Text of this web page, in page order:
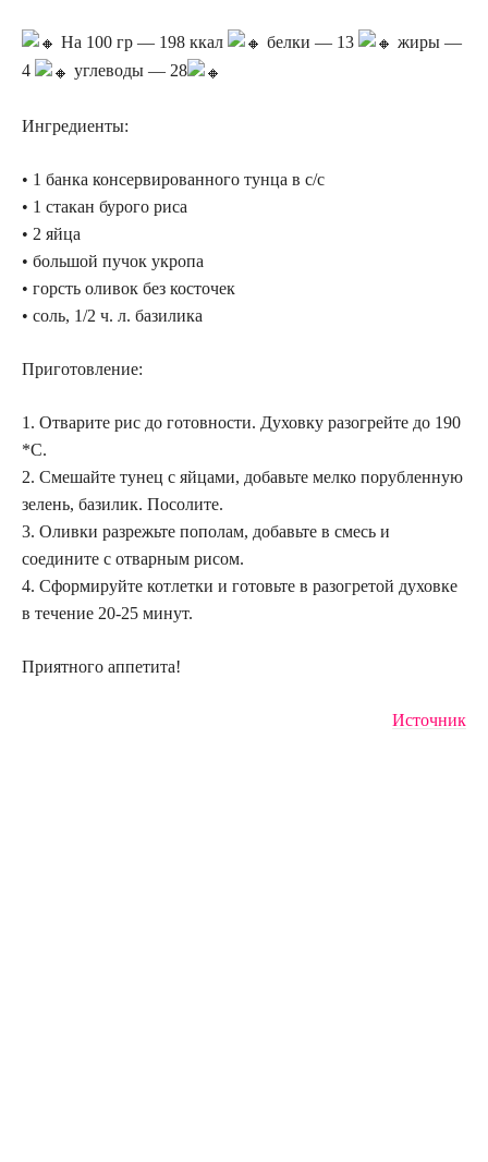
На 100 гр — 198 ккал белки — 13
жиры —
4
углеводы — 28
Ингредиенты:
• 1 банка консервированного тунца в с/с
• 1 стакан бурого риса
• 2 яйца
• большой пучок укропа
• горсть оливок без косточек
• соль, 1/2 ч. л. базилика
Приготовление:
1. Отварите рис до готовности. Духовку разогрейте до 190
*С.
2. Смешайте тунец с яйцами, добавьте мелко порубленную
зелень, базилик. Посолите.
3. Оливки разрежьте пополам, добавьте в смесь и
соедините с отварным рисом.
4. Сформируйте котлетки и готовьте в разогретой духовке
в течение 20-25 минут.
Приятного аппетита!
Источник